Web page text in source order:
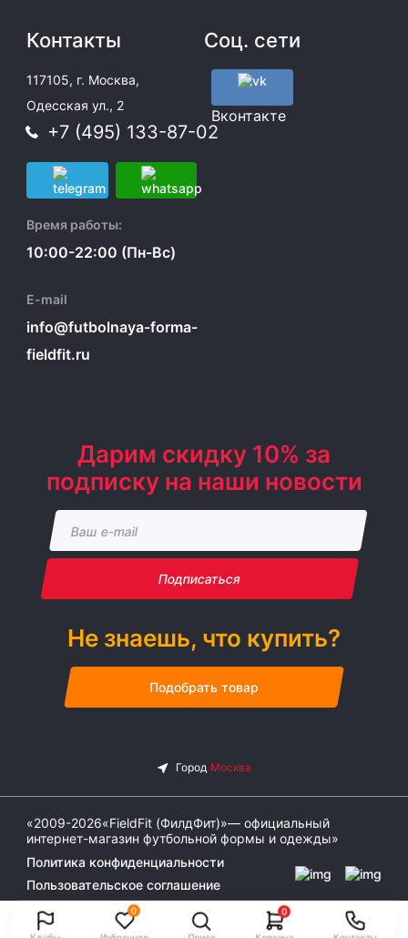
0 0
Контакты
117105, г. Москва,
Одесская ул., 2
+7 (495) 133-87-02
Время работы:
10:00-22:00 (Пн-Вс)
E-mail
info@futbolnaya-forma-
fieldfit.ru
Соц. сети
Вконтакте
Дарим скидку 10% за
подписку на наши новости
Подписаться
Не знаешь, что купить?
Подобрать товар
«2009-2026«FieldFit (ФилдФит)»— официальный
интернет-магазин футбольной формы и одежды»
Политика конфиденциальности
Пользовательское соглашение